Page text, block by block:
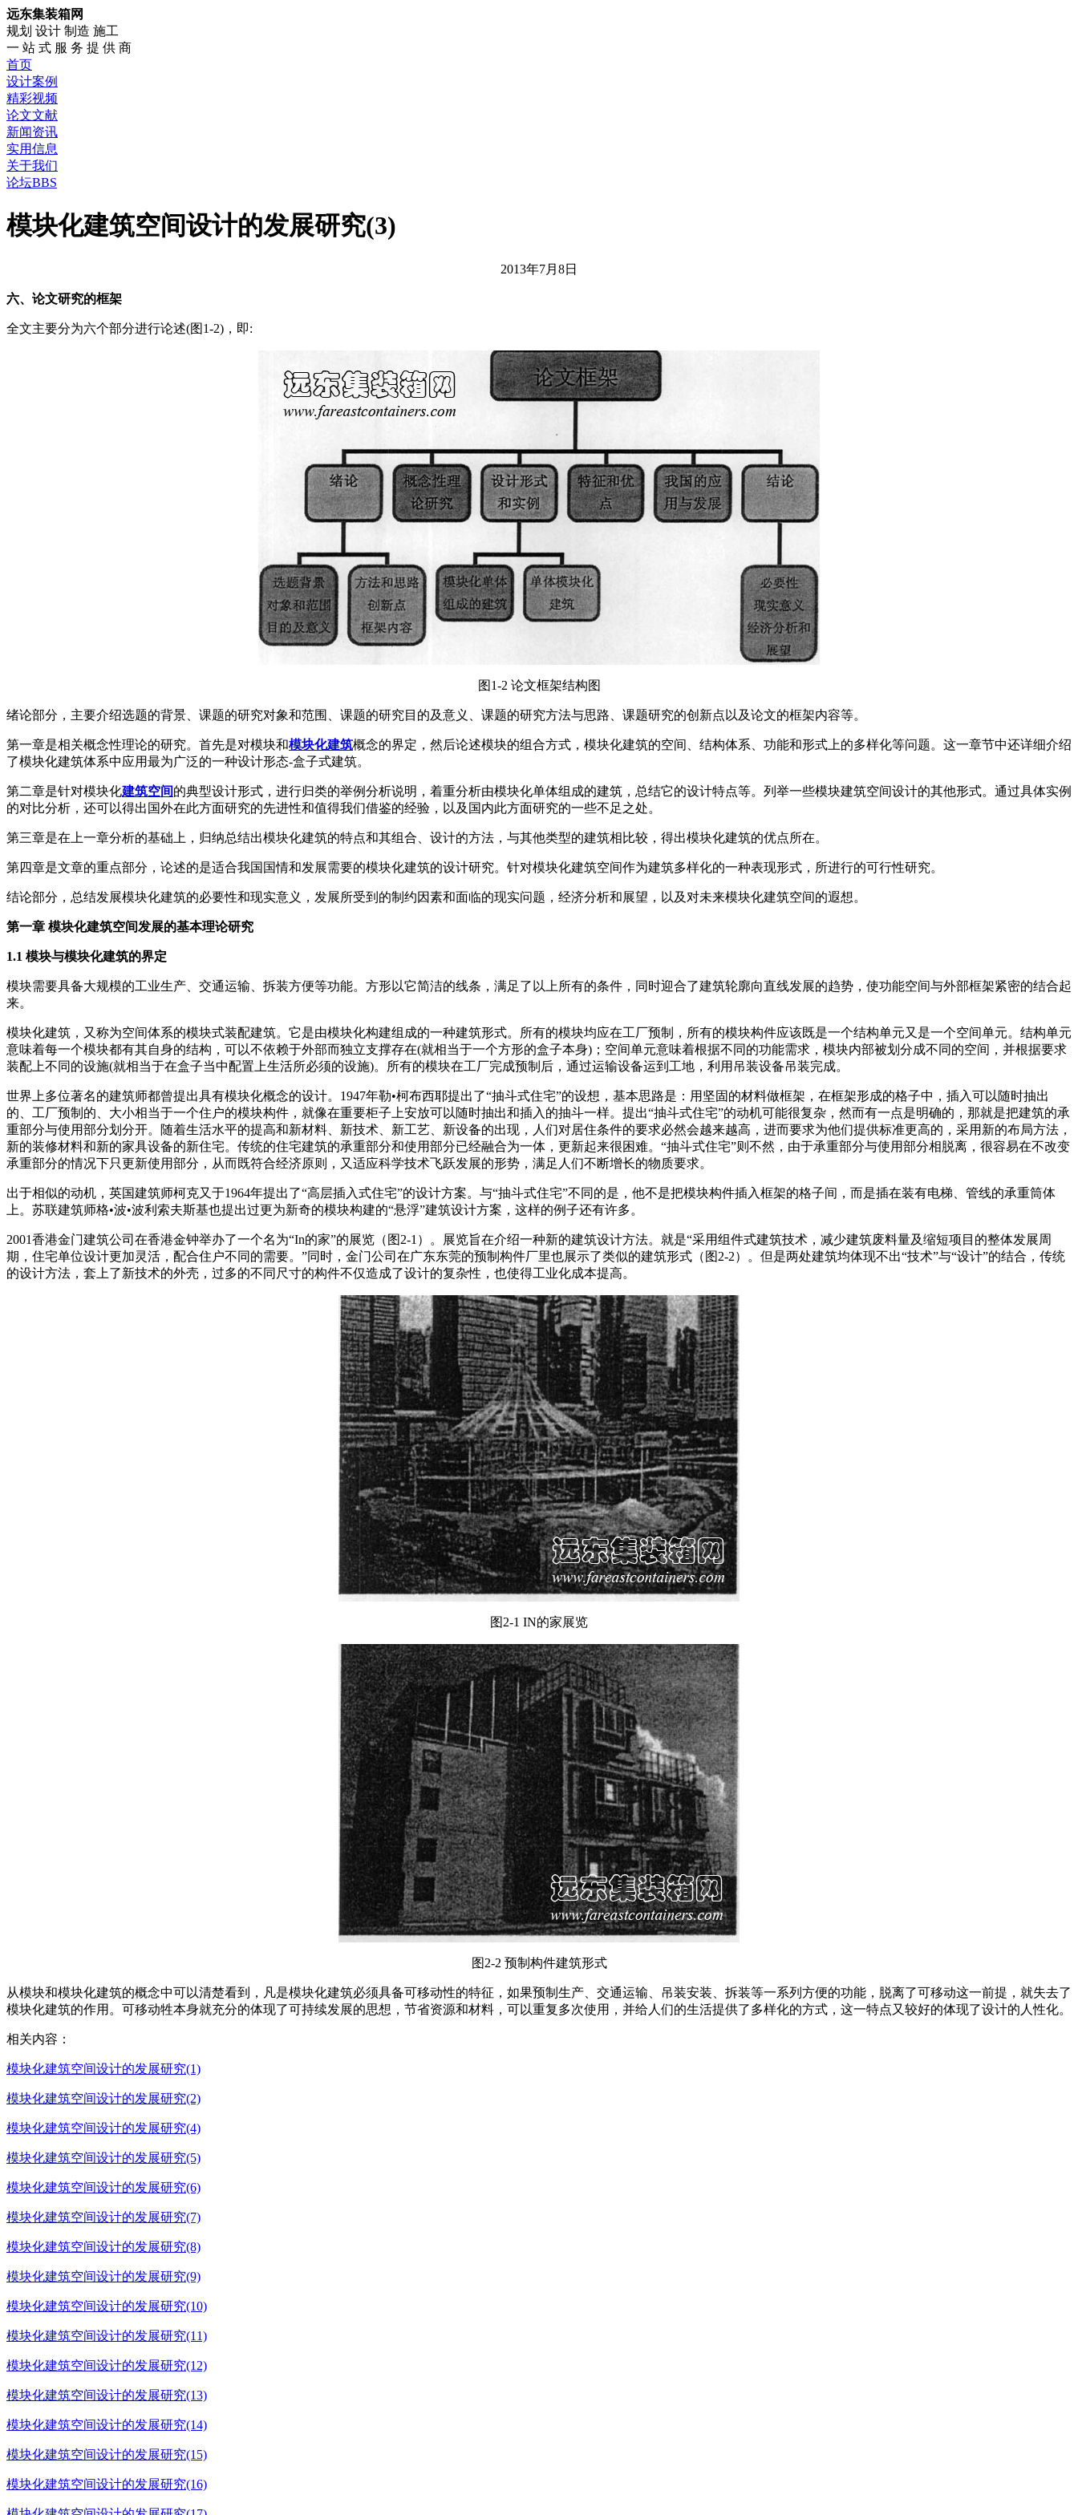
远东集装箱网
规划 设计 制造 施工
一 站 式 服 务 提 供 商
首页
设计案例
精彩视频
论文文献
新闻资讯
实用信息
关于我们
论坛BBS
模块化建筑空间设计的发展研究(3)
2013年7月8日
六、论文研究的框架
全文主要分为六个部分进行论述(图1-2)，即:
图1-2 论文框架结构图
绪论部分，主要介绍选题的背景、课题的研究对象和范围、课题的研究目的及意义、课题的研究方法与思路、课题研究的创新点以及论文的框架内容等。
第一章是相关概念性理论的研究。首先是对模块和模块化建筑概念的界定，然后论述模块的组合方式，模块化建筑的空间、结构体系、功能和形式上的多样化等问题。这一章节中还详细介绍
了模块化建筑体系中应用最为广泛的一种设计形态-盒子式建筑。
第二章是针对模块化建筑空间的典型设计形式，进行归类的举例分析说明，着重分析由模块化单体组成的建筑，总结它的设计特点等。列举一些模块建筑空间设计的其他形式。通过具体实例
的对比分析，还可以得出国外在此方面研究的先进性和值得我们借鉴的经验，以及国内此方面研究的一些不足之处。
第三章是在上一章分析的基础上，归纳总结出模块化建筑的特点和其组合、设计的方法，与其他类型的建筑相比较，得出模块化建筑的优点所在。
第四章是文章的重点部分，论述的是适合我国国情和发展需要的模块化建筑的设计研究。针对模块化建筑空间作为建筑多样化的一种表现形式，所进行的可行性研究。
结论部分，总结发展模块化建筑的必要性和现实意义，发展所受到的制约因素和面临的现实问题，经济分析和展望，以及对未来模块化建筑空间的遐想。
第一章 模块化建筑空间发展的基本理论研究
1.1 模块与模块化建筑的界定
模块需要具备大规模的工业生产、交通运输、拆装方便等功能。方形以它简洁的线条，满足了以上所有的条件，同时迎合了建筑轮廓向直线发展的趋势，使功能空间与外部框架紧密的结合起
来。
模块化建筑，又称为空间体系的模块式装配建筑。它是由模块化构建组成的一种建筑形式。所有的模块均应在工厂预制，所有的模块构件应该既是一个结构单元又是一个空间单元。结构单元
意味着每一个模块都有其自身的结构，可以不依赖于外部而独立支撑存在(就相当于一个方形的盒子本身)；空间单元意味着根据不同的功能需求，模块内部被划分成不同的空间，并根据要求
装配上不同的设施(就相当于在盒子当中配置上生活所必须的设施)。所有的模块在工厂完成预制后，通过运输设备运到工地，利用吊装设备吊装完成。
世界上多位著名的建筑师都曾提出具有模块化概念的设计。1947年勒•柯布西耶提出了“抽斗式住宅”的设想，基本思路是：用坚固的材料做框架，在框架形成的格子中，插入可以随时抽出
的、工厂预制的、大小相当于一个住户的模块构件，就像在重要柜子上安放可以随时抽出和插入的抽斗一样。提出“抽斗式住宅”的动机可能很复杂，然而有一点是明确的，那就是把建筑的承
重部分与使用部分划分开。随着生活水平的提高和新材料、新技术、新工艺、新设备的出现，人们对居住条件的要求必然会越来越高，进而要求为他们提供标准更高的，采用新的布局方法，
新的装修材料和新的家具设备的新住宅。传统的住宅建筑的承重部分和使用部分已经融合为一体，更新起来很困难。“抽斗式住宅”则不然，由于承重部分与使用部分相脱离，很容易在不改变
承重部分的情况下只更新使用部分，从而既符合经济原则，又适应科学技术飞跃发展的形势，满足人们不断增长的物质要求。
出于相似的动机，英国建筑师柯克又于1964年提出了“高层插入式住宅”的设计方案。与“抽斗式住宅”不同的是，他不是把模块构件插入框架的格子间，而是插在装有电梯、管线的承重筒体
上。苏联建筑师格•波•波利索夫斯基也提出过更为新奇的模块构建的“悬浮”建筑设计方案，这样的例子还有许多。
2001香港金门建筑公司在香港金钟举办了一个名为“In的家”的展览（图2-1）。展览旨在介绍一种新的建筑设计方法。就是“采用组件式建筑技术，减少建筑废料量及缩短项目的整体发展周
期，住宅单位设计更加灵活，配合住户不同的需要。”同时，金门公司在广东东莞的预制构件厂里也展示了类似的建筑形式（图2-2）。但是两处建筑均体现不出“技术”与“设计”的结合，传统
的设计方法，套上了新技术的外壳，过多的不同尺寸的构件不仅造成了设计的复杂性，也使得工业化成本提高。
图2-1 IN的家展览
图2-2 预制构件建筑形式
从模块和模块化建筑的概念中可以清楚看到，凡是模块化建筑必须具备可移动性的特征，如果预制生产、交通运输、吊装安装、拆装等一系列方便的功能，脱离了可移动这一前提，就失去了
模块化建筑的作用。可移动牲本身就充分的体现了可持续发展的思想，节省资源和材料，可以重复多次使用，并给人们的生活提供了多样化的方式，这一特点又较好的体现了设计的人性化。
相关内容：
模块化建筑空间设计的发展研究(1)
模块化建筑空间设计的发展研究(2)
模块化建筑空间设计的发展研究(4)
模块化建筑空间设计的发展研究(5)
模块化建筑空间设计的发展研究(6)
模块化建筑空间设计的发展研究(7)
模块化建筑空间设计的发展研究(8)
模块化建筑空间设计的发展研究(9)
模块化建筑空间设计的发展研究(10)
模块化建筑空间设计的发展研究(11)
模块化建筑空间设计的发展研究(12)
模块化建筑空间设计的发展研究(13)
模块化建筑空间设计的发展研究(14)
模块化建筑空间设计的发展研究(15)
模块化建筑空间设计的发展研究(16)